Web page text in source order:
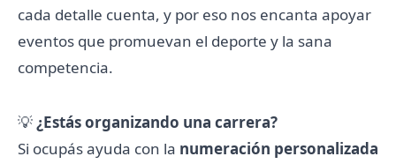
cada detalle cuenta, y por eso nos encanta apoyar
eventos que promuevan el deporte y la sana
competencia.
💡¿Estás organizando una carrera?
Si ocupás ayuda con la numeración personalizada